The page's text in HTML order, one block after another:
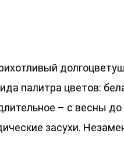
палитра цветов:
– с весны
засухи.